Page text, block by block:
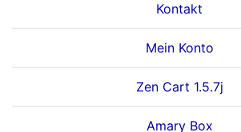
Kontakt
Mein Konto
Zen Cart 1.5.7j
Amary Box